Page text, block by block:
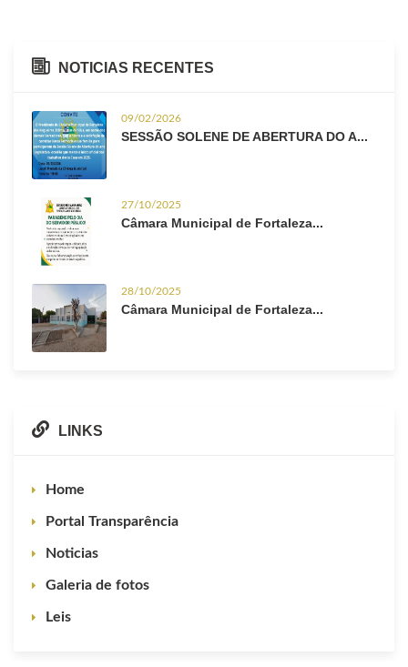
NOTICIAS RECENTES
09/02/2026
SESSÃO SOLENE DE ABERTURA DO A...
27/10/2025
Câmara Municipal de Fortaleza...
28/10/2025
Câmara Municipal de Fortaleza...
LINKS
Home
Portal Transparência
Noticias
Galeria de fotos
Leis